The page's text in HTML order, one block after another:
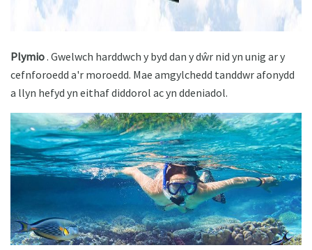
Plymio. Gwelwch harddwch y byd dan y dŵr nid yn unig ar y
cefnforoedd a'r moroedd. Mae amgylchedd tanddwr afonydd
a llyn hefyd yn eithaf diddorol ac yn ddeniadol.